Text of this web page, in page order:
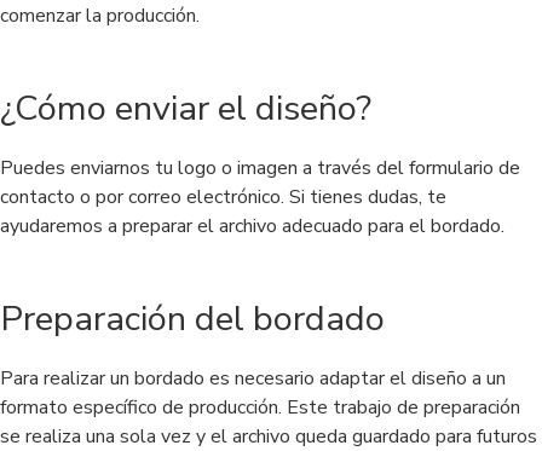
comenzar la producción.
¿Cómo enviar el diseño?
Puedes enviarnos tu logo o imagen a través del formulario de
contacto o por correo electrónico. Si tienes dudas, te
ayudaremos a preparar el archivo adecuado para el bordado.
Preparación del bordado
Para realizar un bordado es necesario adaptar el diseño a un
formato específico de producción. Este trabajo de preparación
se realiza una sola vez y el archivo queda guardado para futuros